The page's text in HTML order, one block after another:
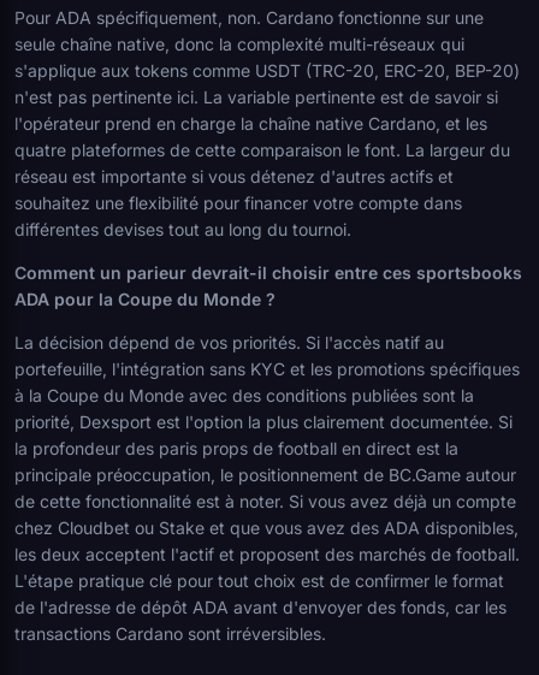
Pour ADA spécifiquement, non. Cardano fonctionne sur une
seule chaîne native, donc la complexité multi-réseaux qui
s'applique aux tokens comme USDT (TRC-20, ERC-20, BEP-20)
n'est pas pertinente ici. La variable pertinente est de savoir si
l'opérateur prend en charge la chaîne native Cardano, et les
quatre plateformes de cette comparaison le font. La largeur du
réseau est importante si vous détenez d'autres actifs et
souhaitez une flexibilité pour financer votre compte dans
différentes devises tout au long du tournoi.
Comment un parieur devrait-il choisir entre ces sportsbooks
ADA pour la Coupe du Monde ?
La décision dépend de vos priorités. Si l'accès natif au
portefeuille, l'intégration sans KYC et les promotions spécifiques
à la Coupe du Monde avec des conditions publiées sont la
priorité, Dexsport est l'option la plus clairement documentée. Si
la profondeur des paris props de football en direct est la
principale préoccupation, le positionnement de BC.Game autour
de cette fonctionnalité est à noter. Si vous avez déjà un compte
chez Cloudbet ou Stake et que vous avez des ADA disponibles,
les deux acceptent l'actif et proposent des marchés de football.
L'étape pratique clé pour tout choix est de confirmer le format
de l'adresse de dépôt ADA avant d'envoyer des fonds, car les
transactions Cardano sont irréversibles.